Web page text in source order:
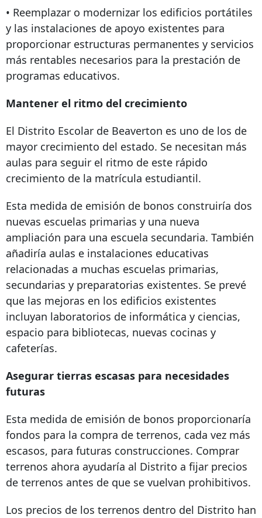
• Reemplazar o modernizar los edificios portátiles
y las instalaciones de apoyo existentes para
proporcionar estructuras permanentes y servicios
más rentables necesarios para la prestación de
programas educativos.
Mantener el ritmo del crecimiento
El Distrito Escolar de Beaverton es uno de los de
mayor crecimiento del estado. Se necesitan más
aulas para seguir el ritmo de este rápido
crecimiento de la matrícula estudiantil.
Esta medida de emisión de bonos construiría dos
nuevas escuelas primarias y una nueva
ampliación para una escuela secundaria. También
añadiría aulas e instalaciones educativas
relacionadas a muchas escuelas primarias,
secundarias y preparatorias existentes. Se prevé
que las mejoras en los edificios existentes
incluyan laboratorios de informática y ciencias,
espacio para bibliotecas, nuevas cocinas y
cafeterías.
Asegurar tierras escasas para necesidades
futuras
Esta medida de emisión de bonos proporcionaría
fondos para la compra de terrenos, cada vez más
escasos, para futuras construcciones. Comprar
terrenos ahora ayudaría al Distrito a fijar precios
de terrenos antes de que se vuelvan prohibitivos.
Los precios de los terrenos dentro del Distrito han